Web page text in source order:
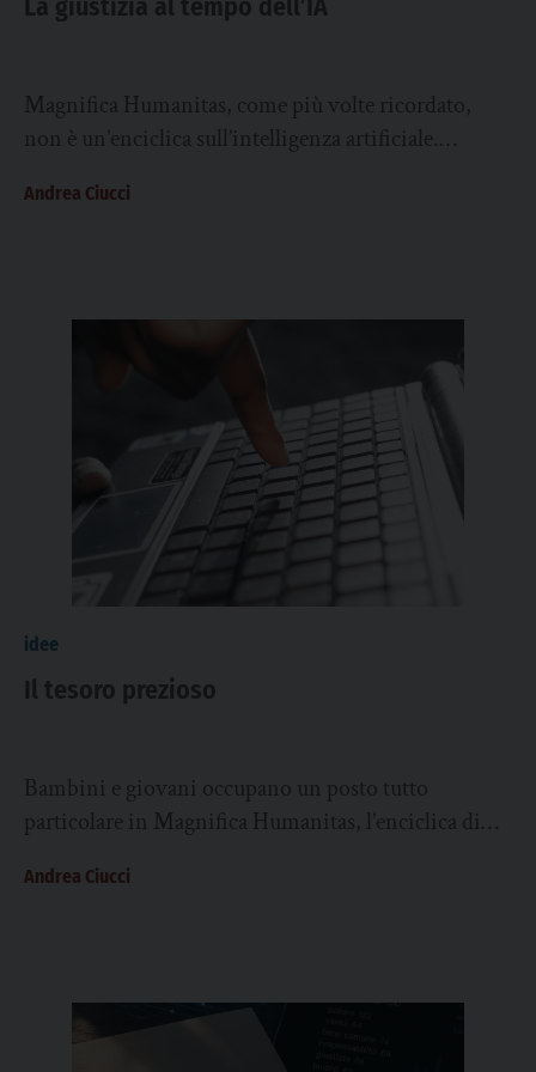
La giustizia al tempo dell’IA
Magnifica Humanitas, come più volte ricordato,
non è un’enciclica sull’intelligenza artificiale.
umana e, più...
Andrea Ciucci
idee
Il tesoro prezioso
Bambini e giovani occupano un posto tutto
particolare in Magnifica Humanitas, l’enciclica di
Andrea Ciucci